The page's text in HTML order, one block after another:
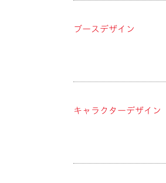
ブースデザイン
キャラクターデザイン